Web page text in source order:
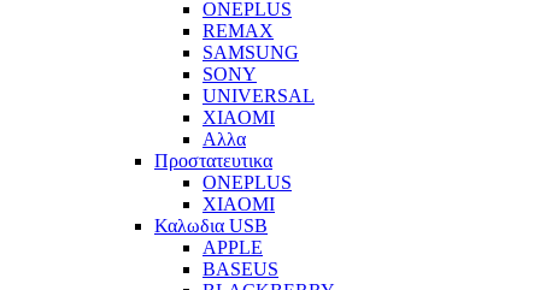
ONEPLUS
REMAX
SAMSUNG
SONY
UNIVERSAL
XIAOMI
Αλλα
Προστατευτικα
ONEPLUS
XIAOMI
Καλωδια USB
APPLE
BASEUS